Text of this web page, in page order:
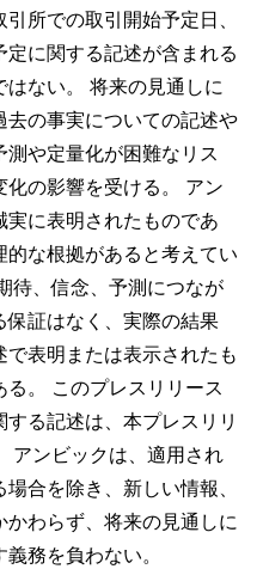
所での取引開始予定日、
に関する記述が含まれる
ない。 将来の見通しに
の事実についての記述や
や定量化が困難なリス
の影響を受ける。 アン
実に表明されたものであ
的な根拠があると考えてい
待、信念、予測につなが
保証はなく、実際の結果
表明または表示されたも
。 このプレスリリース
る記述は、本プレスリリ
アンビックは、適用され
合を除き、新しい情報、
わらず、将来の見通しに
務を負わない。